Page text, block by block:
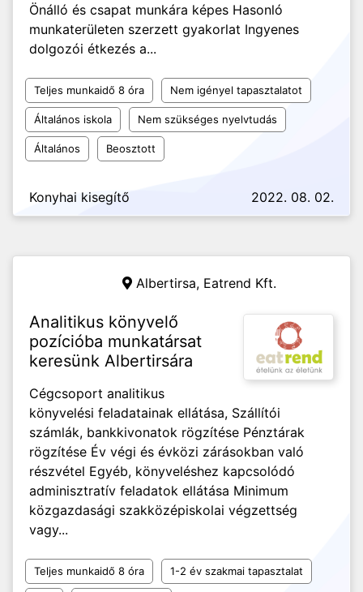
Önálló és csapat munkára képes Hasonló
munkaterületen szerzett gyakorlat Ingyenes
dolgozói étkezés a...
Teljes munkaidő 8 óra Nem igényel tapasztalatot
Általános iskola Nem szükséges nyelvtudás
Általános Beosztott
Konyhai kisegítő 2022. 08. 02.
Albertirsa, Eatrend Kft.
Analitikus könyvelő
pozícióba munkatársat
keresünk Albertirsára
Cégcsoport analitikus
könyvelési feladatainak ellátása, Szállítói
számlák, bankkivonatok rögzítése Pénztárak
rögzítése Év végi és évközi zárásokban való
részvétel Egyéb, könyveléshez kapcsolódó
adminisztratív feladatok ellátása Minimum
közgazdasági szakközépiskolai végzettség
vagy...
Teljes munkaidő 8 óra 1-2 év szakmai tapasztalat